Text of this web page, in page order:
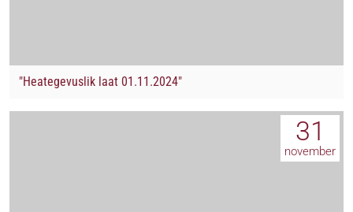
"Heategevuslik laat 01.11.2024"
31
november